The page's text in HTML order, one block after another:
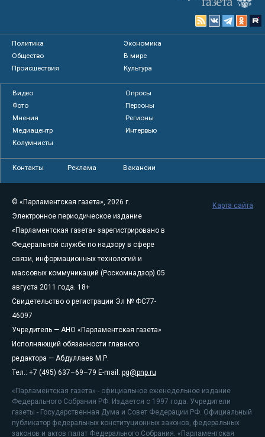
Политика
Экономика
Общество
В мире
Происшествия
Культура
Видео
Опросы
Фото
Персоны
Мнения
Регионы
Медиацентр
Интервью
Колумнисты
Контакты Реклама Вакансии
© «Парламентская газета», 2026 г.
Электронное периодическое издание
«Парламентская газета» зарегистрировано в
Федеральной службе по надзору в сфере
связи, информационных технологий и
массовых коммуникаций (Роскомнадзор) 05
августа 2011 года. 18+
Свидетельство о регистрации Эл № ФС77-
46097
Учредитель — АНО «Парламентская газета»
Исполняющий обязанности главного
редактора — Абдуллаев М.Р.
Тел.: +7 (495) 637–69–79 E-mail: pg@pnp.ru
«Парламентская газета» - официальное еженедельное издание
Федерального Собрания РФ. Издается с 1997 года. Учредители
газеты - Государственная Дума и Совет Федерации РФ. Официальный
публикатор федеральных конституционных законов, федеральных
законов и актов палат Федерального Собрания. «Парламентская
Карта сайта